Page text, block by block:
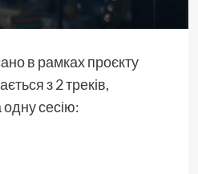
в рамках проєкту
з 2 треків,
одну сесію: